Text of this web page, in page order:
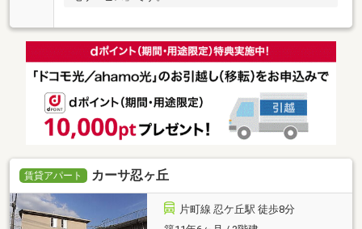
賃貸アパート カーサ忍ヶ丘
片町線 忍ケ丘駅 徒歩8分